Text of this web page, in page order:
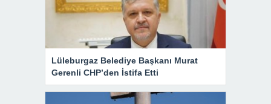
Lüleburgaz Belediye Başkanı Murat
Gerenli CHP’den İstifa Etti